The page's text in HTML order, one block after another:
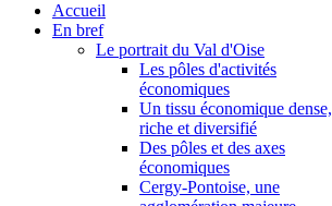
Accueil
En bref
Le portrait du Val d'Oise
Les pôles d'activités
économiques
Un tissu économique dense,
riche et diversifié
Des pôles et des axes
économiques
Cergy-Pontoise, une